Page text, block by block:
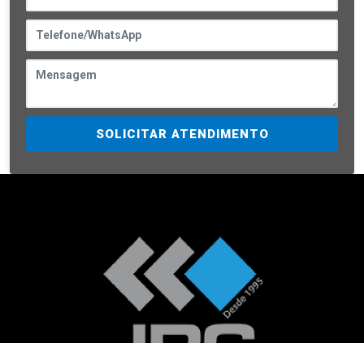
SOLICITAR ATENDIMENTO